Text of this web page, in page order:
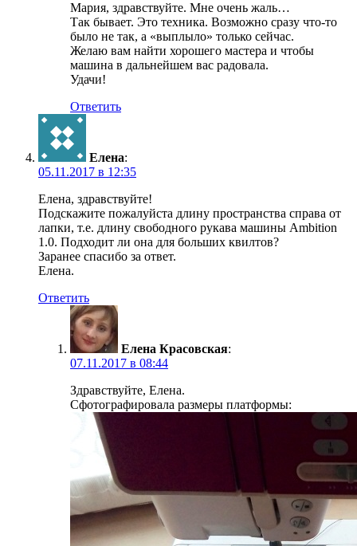
Мария, здравствуйте. Мне очень жаль…
Так бывает. Это техника. Возможно сразу что-то
было не так, а «выплыло» только сейчас.
Желаю вам найти хорошего мастера и чтобы
машина в дальнейшем вас радовала.
Удачи!
Ответить
Елена:
05.11.2017 в 12:35
Елена, здравствуйте!
Подскажите пожалуйста длину пространства справа от
лапки, т.е. длину свободного рукава машины Ambition
1.0. Подходит ли она для больших квилтов?
Заранее спасибо за ответ.
Елена.
Ответить
Елена Красовская:
07.11.2017 в 08:44
Здравствуйте, Елена.
Сфотографировала размеры платформы: